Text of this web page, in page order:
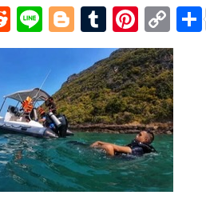
R
e
di
t
Li
n
e
Bl
o
g
g
er
T
u
m
bl
r
Pi
nt
er
e
st
C
o
p
y
Li
n
k